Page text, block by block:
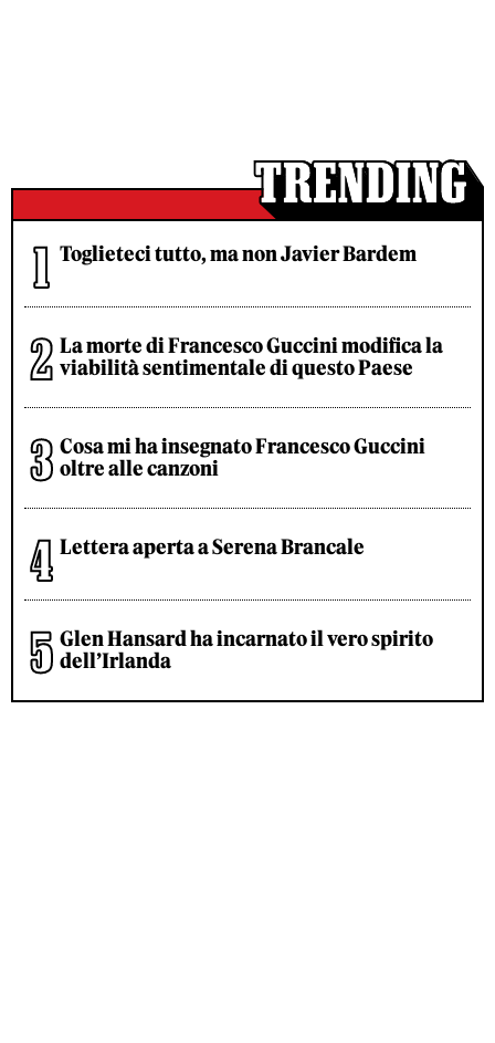
Toglieteci tutto, ma non Javier Bardem
La morte di Francesco Guccini modifica la
viabilità sentimentale di questo Paese
Cosa mi ha insegnato Francesco Guccini
oltre alle canzoni
Lettera aperta a Serena Brancale
Glen Hansard ha incarnato il vero spirito
dell’Irlanda